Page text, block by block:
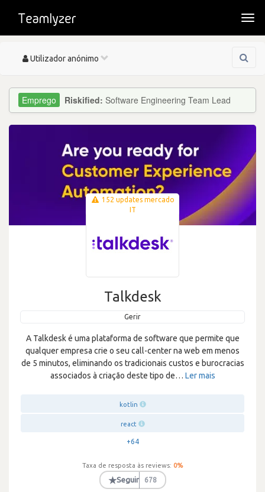
Toggle
Utilizador anónimo
Riskified: Software Engineering Team Lead
152 updates mercado
IT
Talkdesk
Gerir
A Talkdesk é uma plataforma de software que permite que
qualquer empresa crie o seu call-center na web em menos
de 5 minutos, eliminando os tradicionais custos e burocracias
associados à criação deste tipo de… Ler mais
kotlin
react
+64
Taxa de resposta às reviews: 0%
★Seguir 678